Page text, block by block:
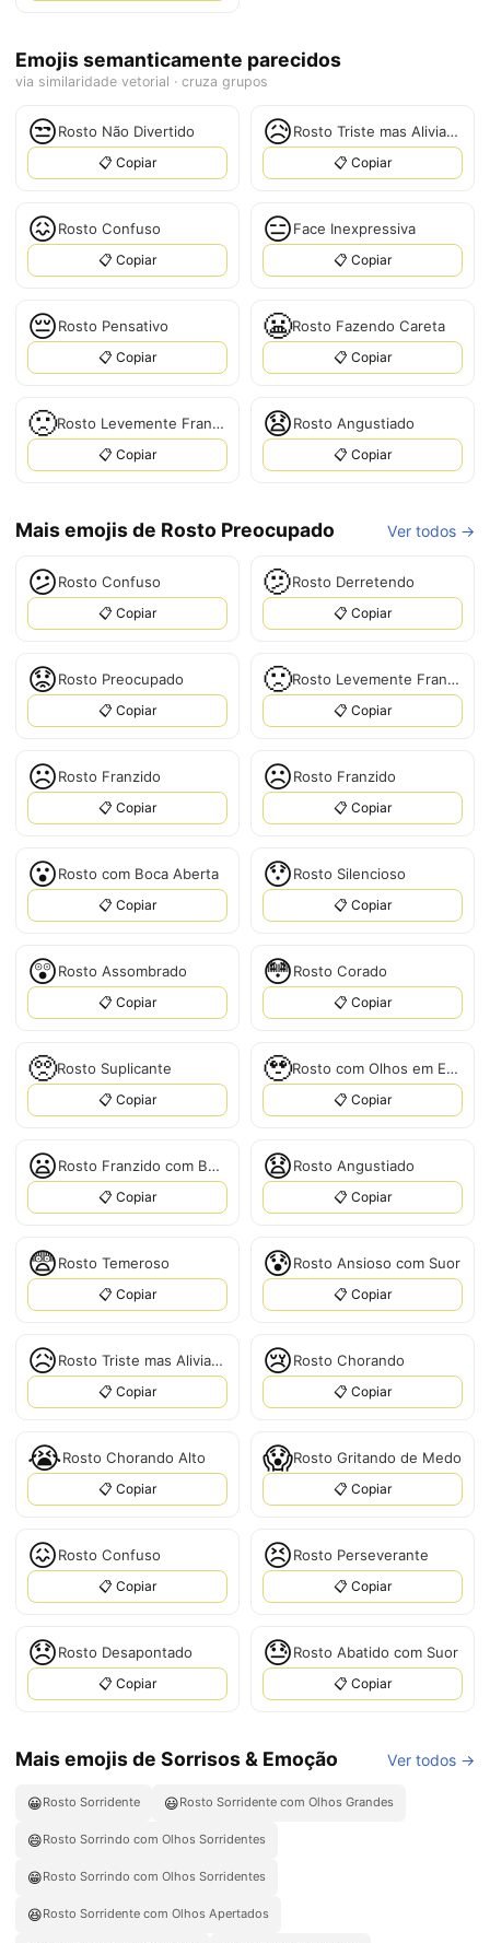
Emojis semanticamente parecidos
via similaridade vetorial · cruza grupos
😒Rosto Não Divertido
📋 Copiar
😥 Rosto Triste mas Aliviado
📋 Copiar
😖Rosto Confuso
📋 Copiar
😑Face Inexpressiva
📋 Copiar
😔Rosto Pensativo
📋 Copiar
😬Rosto Fazendo Careta
📋 Copiar
🙁 Rosto Levemente Franzido
📋 Copiar
😧Rosto Angustiado
📋 Copiar
Mais emojis de Rosto Preocupado Ver todos →
😕Rosto Confuso
📋 Copiar
🫤Rosto Derretendo
📋 Copiar
😟Rosto Preocupado
📋 Copiar
🙁 Rosto Levemente Franzido
📋 Copiar
☹️Rosto Franzido
📋 Copiar
☹Rosto Franzido
📋 Copiar
😮Rosto com Boca Aberta
📋 Copiar
😯Rosto Silencioso
📋 Copiar
😲Rosto Assombrado
📋 Copiar
😳Rosto Corado
📋 Copiar
🥺Rosto Suplicante
📋 Copiar
🥹 Rosto com Olhos em Espiral
📋 Copiar
😦 Rosto Franzido com Boca Aberta
📋 Copiar
😧Rosto Angustiado
📋 Copiar
😨Rosto Temeroso
📋 Copiar
😰Rosto Ansioso com Suor
📋 Copiar
😥 Rosto Triste mas Aliviado
📋 Copiar
😢Rosto Chorando
📋 Copiar
😭Rosto Chorando Alto
📋 Copiar
😱Rosto Gritando de Medo
📋 Copiar
😖Rosto Confuso
📋 Copiar
😣Rosto Perseverante
📋 Copiar
😞Rosto Desapontado
📋 Copiar
😓Rosto Abatido com Suor
📋 Copiar
Mais emojis de Sorrisos & Emoção Ver todos →
😀Rosto Sorridente 😃Rosto Sorridente com Olhos Grandes
😄Rosto Sorrindo com Olhos Sorridentes
😁Rosto Sorrindo com Olhos Sorridentes
😆Rosto Sorridente com Olhos Apertados